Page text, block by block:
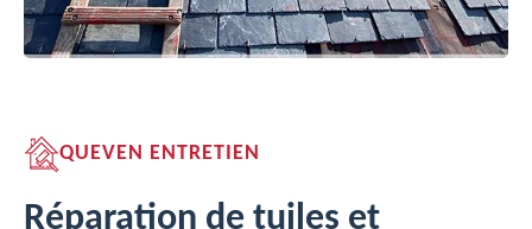
QUEVEN ENTRETIEN
Réparation de tuiles et